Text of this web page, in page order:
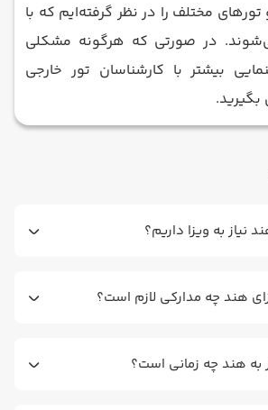
مختلف را در نظر گرفته‌ایم که با
در صورتی که هرگونه مشکلی
بیشتر با کارشناسان تور خارجی
نیاز به ویزا داریم؟
هند چه مدارکی لازم است؟
به هند چه زمانی است؟